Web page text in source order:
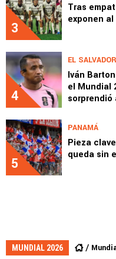
3
Tras
exponen
4
EL SALVADOR
Iván
el Mundial
sorprendió
5
PANAMÁ
Pieza
queda sin
MUNDIAL 2026